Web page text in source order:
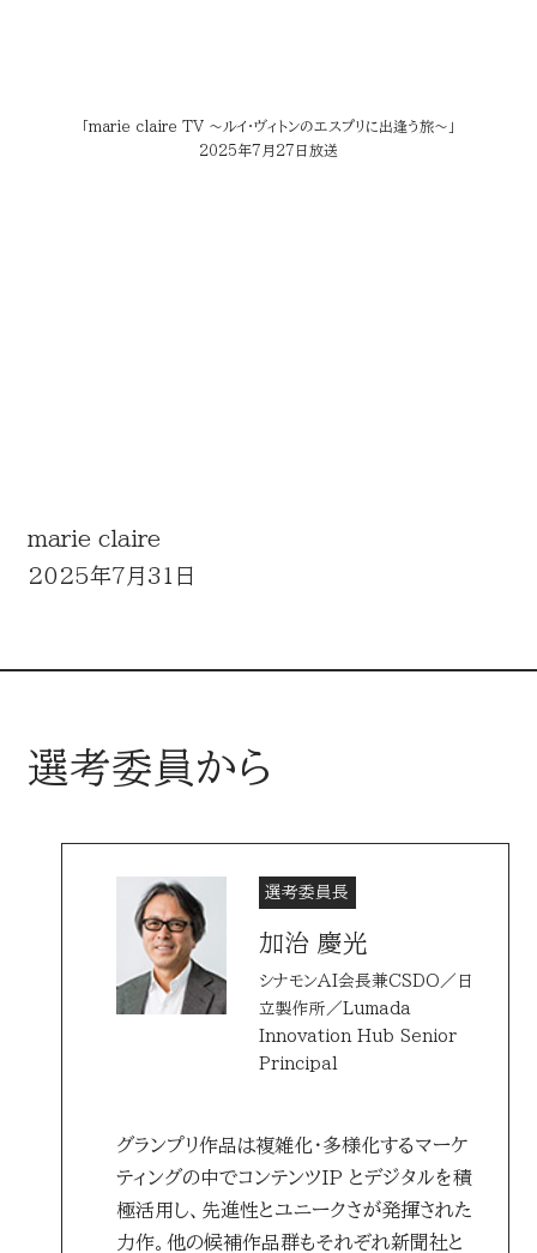
「marie claire TV ～ルイ･ヴィトンのエスプリに出逢う旅～」
2025年7月27日放送
marie claire
2025年7月31日
選考委員から
選考委員長
加治 慶光
シナモンAI会長兼CSDO／日
立製作所／Lumada
Innovation Hub Senior
Principal
グランプリ作品は複雑化・多様化するマーケ
ティングの中でコンテンツIP とデジタルを積
極活用し、先進性とユニークさが発揮された
力作。他の候補作品群もそれぞれ新聞社と